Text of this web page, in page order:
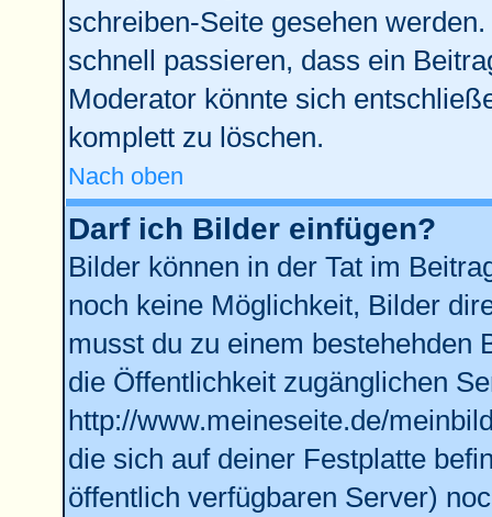
schreiben-Seite gesehen
schnell passieren, dass ein
Moderator könnte sich
komplett zu löschen.
Nach oben
Darf ich Bilder einfügen?
Bilder können in der Tat im
noch keine Möglichkeit, Bilder
musst du zu einem bestehehden
die Öffentlichkeit zugänglichen
http://www.meineseite.de/
die sich auf deiner Festplatte
öffentlich verfügbaren Server)